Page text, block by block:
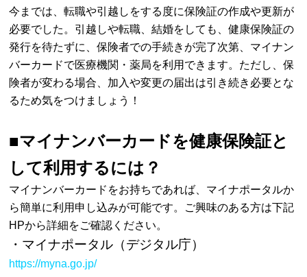
今までは、転職や引越しをする度に保険証の作成や更新が
必要でした。引越しや転職、結婚をしても、健康保険証の
発行を待たずに、保険者での手続きが完了次第、マイナン
バーカードで医療機関・薬局を利用できます。ただし、保
険者が変わる場合、加入や変更の届出は引き続き必要とな
るため気をつけましょう！
■マイナンバーカードを健康保険証と
して利用するには？
マイナンバーカードをお持ちであれば、マイナポータルか
ら簡単に利用申し込みが可能です。ご興味のある方は下記
HPから詳細をご確認ください。
・マイナポータル（デジタル庁）
https://myna.go.jp/